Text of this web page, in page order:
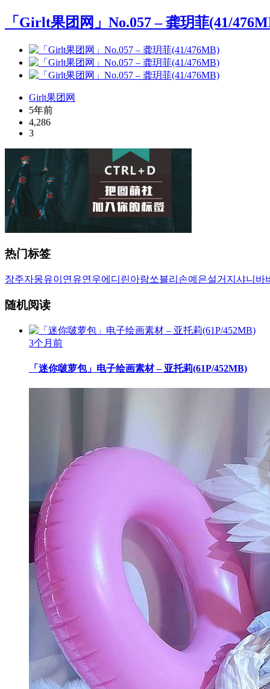
「Girlt果团网」No.057 – 龚玥菲(41/
Girlt果团网
5年前
4,286
3
热门标签
장주자몽유이 연유연우에디린아람쏘블리 손예은설거지 샤니 바
随机阅读
3个月前
「迷你啵萝包」电子绘画素材 – 亚托莉(61P/452MB)